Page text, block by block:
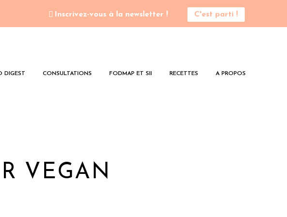
Inscrivez-vous à la newsletter ! C'est parti !
DIGEST CONSULTATIONS FODMAP ET SII RECETTES A PROPOS
VEGAN